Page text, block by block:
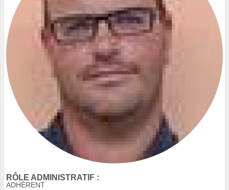
RÔLE ADMINISTRATIF :
ADHÉRENT